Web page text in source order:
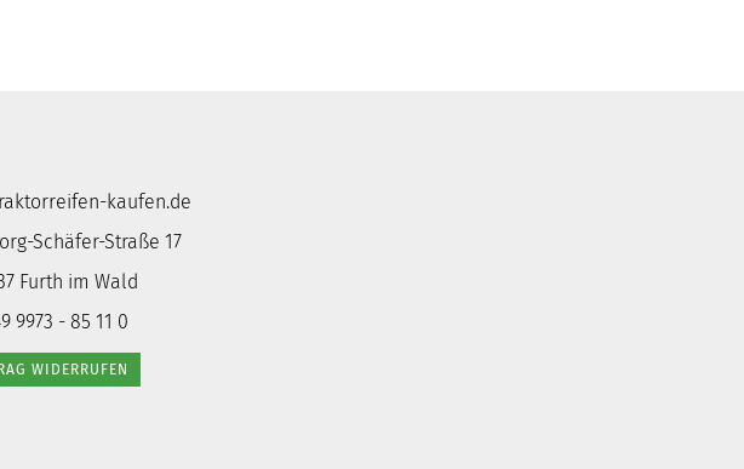
kaufen.de
Schäfer-Straße 17
Furth im Wald
9973 - 85 11 0
WIDERRUFEN